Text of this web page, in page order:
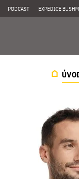
PODCAST EXPEDICE